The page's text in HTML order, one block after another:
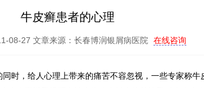
牛皮癣患者的心理
08-27 文章来源：长春博润银屑病医院 在线咨询
时，给人心理上带来的痛苦不容忽视，一些专家称牛